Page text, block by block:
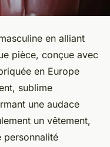
en alliant
pièce, conçue avec
en Europe
sublime
une audace
un vêtement,
personnalité